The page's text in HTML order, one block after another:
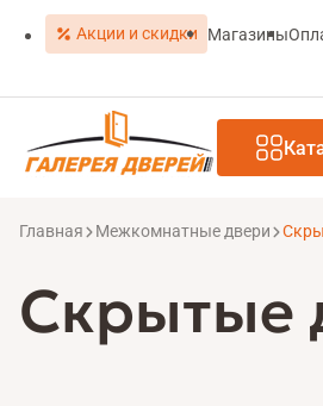
Акции и скидки Магазины
Главная Межкомнатные двери
Скрытые